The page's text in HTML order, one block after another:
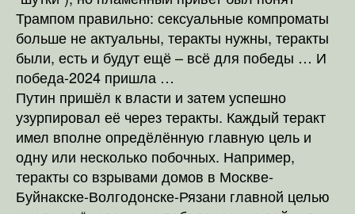
Трампом правильно: сексуальные компроматы
больше не актуальны, теракты нужны, теракты
были, есть и будут ещё – всё для победы … И
победа-2024 пришла …
Путин пришёл к власти и затем успешно
узурпировал её через теракты. Каждый теракт
имел вполне опредёлённую главную цель и
одну или несколько побочных. Например,
теракты со взрывами домов в Москве-
Буйнакске-Волгодонске-Рязани главной целью